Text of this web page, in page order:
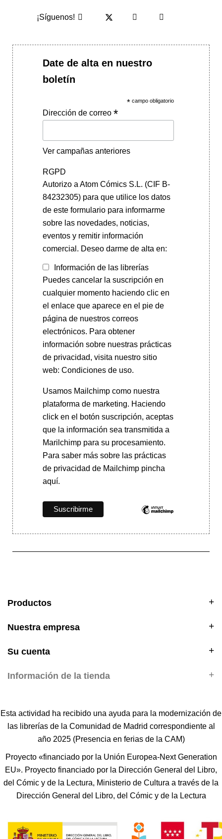
¡Síguenos!
Date de alta en nuestro
boletín
* campo obligatorio
Dirección de correo *
Ver campañas anteriores
RGPD
Autorizo a Atom Cómics S.L. (CIF B-
84232305) para que utilice los datos
de este formulario para informarme
sobre las novedades, noticias,
eventos y remitir información
comercial. Deseo darme de alta en:
Información de las librerías
Puedes cancelar la suscripción en
cualquier momento haciendo clic en
el enlace que aparece en el pie de
página de nuestros correos
electrónicos. Para obtener
información sobre nuestras prácticas
de privacidad, visita nuestro sitio
web: Condiciones de uso.
Usamos Mailchimp como nuestra
plataforma de marketing. Haciendo
click en el botón suscripción, aceptas
que la información sea transmitida a
Marilchimp para su procesamiento.
Para saber mássobre las prácticas
de privacidad de Mailchimp pincha
aquí.
Productos
Nuestra empresa
Su cuenta
Información de la tienda
Esta actividad ha recibido una ayuda para la modernización de
las librerías de la Comunidad de Madrid correspondiente al
año 2025 (Presencia en ferias de la CAM)
Proyecto «financiado por la Unión Europea-Next Generation
EU». Proyecto financiado por la Dirección General del Libro,
del Cómic y de la Lectura, Ministerio de Cultura a través de la
Dirección General del Libro, del Cómic y de la Lectura